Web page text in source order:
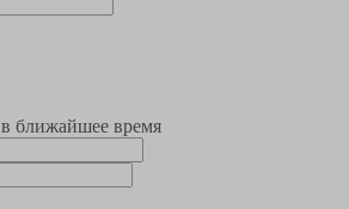
ближайшее время